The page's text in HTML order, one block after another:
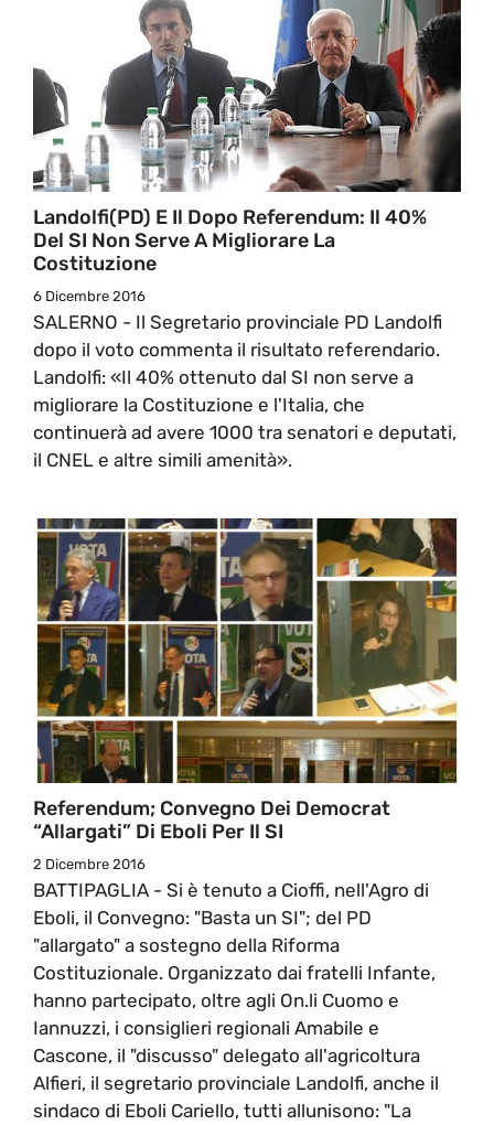
Landolfi(PD) E Il Dopo Referendum: Il 40%
Del SI Non Serve A Migliorare La
Costituzione
6 Dicembre 2016
SALERNO - Il Segretario provinciale PD Landolfi
dopo il voto commenta il risultato referendario.
Landolfi: «Il 40% ottenuto dal SI non serve a
migliorare la Costituzione e l'Italia, che
continuerà ad avere 1000 tra senatori e deputati,
il CNEL e altre simili amenità».
Referendum; Convegno Dei Democrat
“allargati” Di Eboli Per Il SI
2 Dicembre 2016
BATTIPAGLIA - Si è tenuto a Cioffi, nell'Agro di
Eboli, il Convegno: "Basta un SI"; del PD
"allargato" a sostegno della Riforma
Costituzionale. Organizzato dai fratelli Infante,
hanno partecipato, oltre agli On.li Cuomo e
Iannuzzi, i consiglieri regionali Amabile e
Cascone, il "discusso" delegato all'agricoltura
Alfieri, il segretario provinciale Landolfi, anche il
sindaco di Eboli Cariello, tutti allunisono: "La